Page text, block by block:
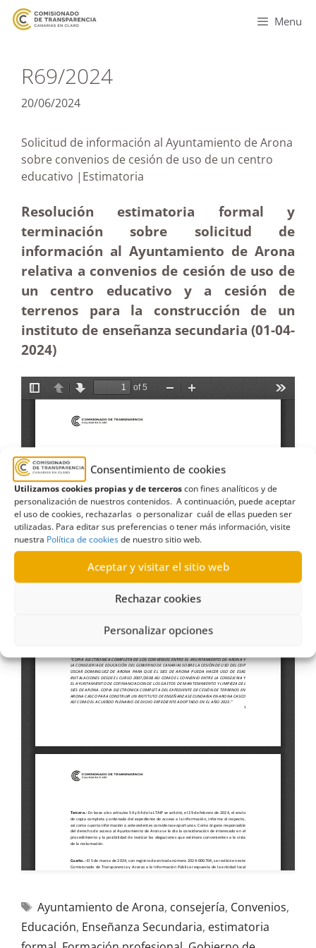
Consentimiento de cookies
Utilizamos cookies propias y de terceroscon fines analíticos y de
personalización de nuestros contenidos. A continuación, puede aceptar
el uso de cookies, rechazarlas o personalizar cuál de ellas pueden ser
utilizadas. Para editar sus preferencias o tener más información, visite
nuestra Política de cookiesde nuestro sitio web.
Aceptar y visitar el sitio web
Rechazar cookies
Personalizar opciones
Menu
R69/2024
20/06/2024
Solicitud de información al Ayuntamiento de Arona
sobre convenios de cesión de uso de un centro
educativo |Estimatoria
Resolución estimatoria formal y
terminación sobre solicitud de
información al Ayuntamiento de Arona
relativa a convenios de cesión de uso de
un centro educativo y a cesión de
terrenos para la construcción de un
instituto de enseñanza secundaria (01-04-
2024)
Ayuntamiento de Arona, consejería, Convenios,
Educación, Enseñanza Secundaria, estimatoria